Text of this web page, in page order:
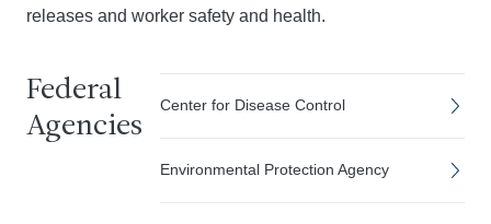
releases and worker safety and health.
Federal
Agencies
Center for Disease Control
Environmental Protection Agency